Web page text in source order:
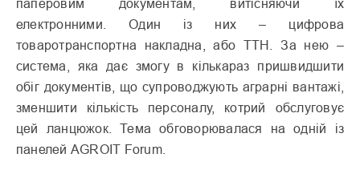
паперовим документам, витісняючи їх
електронними. Один із них – цифрова
товаротранспортна накладна, або ТТН. За нею –
система, яка дає змогу в кількараз пришвидшити
обіг документів, що супроводжують аграрні вантажі,
зменшити кількість персоналу, котрий обслуговує
цей ланцюжок. Тема обговорювалася на одній із
панелей AGROIT Forum.